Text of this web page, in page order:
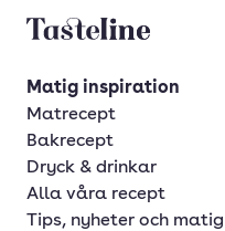
Tasteline startsida
Matig inspiration
Matrecept
Bakrecept
Dryck & drinkar
Alla våra recept
Tips, nyheter och